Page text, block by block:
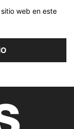
web en este